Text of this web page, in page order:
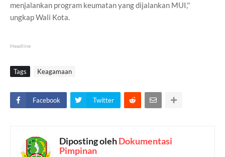
menjalankan program keumatan yang dijalankan MUI,''
ungkap Wali Kota.
Headline
Tags Keagamaan
Facebook Twitter
Diposting olehDokumentasi
Pimpinan